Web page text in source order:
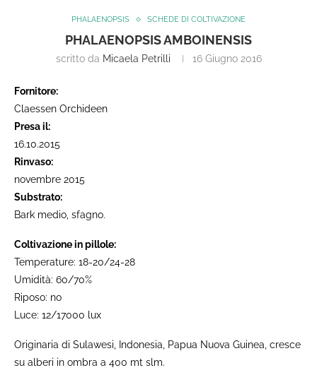
PHALAENOPSIS SCHEDE DI COLTIVAZIONE
PHALAENOPSIS AMBOINENSIS
scritto da Micaela Petrilli 16 Giugno 2016
Fornitore:
Claessen Orchideen
Presa il:
16.10.2015
Rinvaso:
novembre 2015
Substrato:
Bark medio, sfagno.
Coltivazione in pillole:
Temperature: 18-20/24-28
Umidità: 60/70%
Riposo: no
Luce: 12/17000 lux
Originaria di Sulawesi, Indonesia, Papua Nuova Guinea, cresce
su alberi in ombra a 400 mt slm.